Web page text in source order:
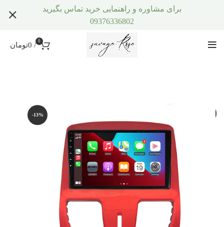
0
/
0تومان
-13%
برای مشاوره و راهنمایی خرید تماس بگیرید
09376336802